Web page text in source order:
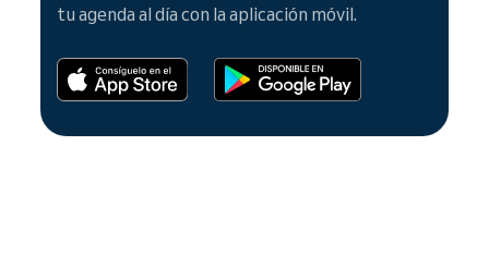
tu agenda al día con la aplicación móvil.